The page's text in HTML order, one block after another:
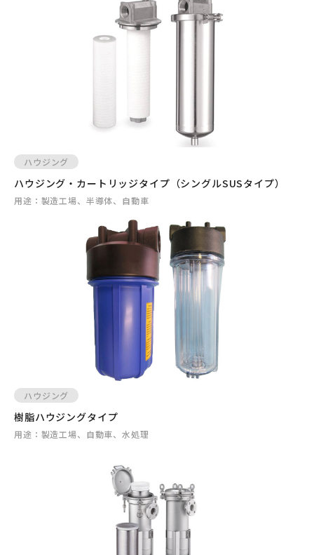
ハウジング
ハウジング・カートリッジタイプ（シングルSUSタイプ）
用途： 製造工場、半導体、自動車
ハウジング
樹脂ハウジングタイプ
用途： 製造工場、自動車、水処理